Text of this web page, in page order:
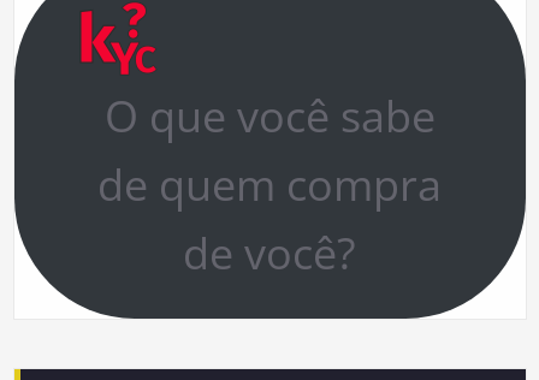
O que você sabe
de quem compra
de você?